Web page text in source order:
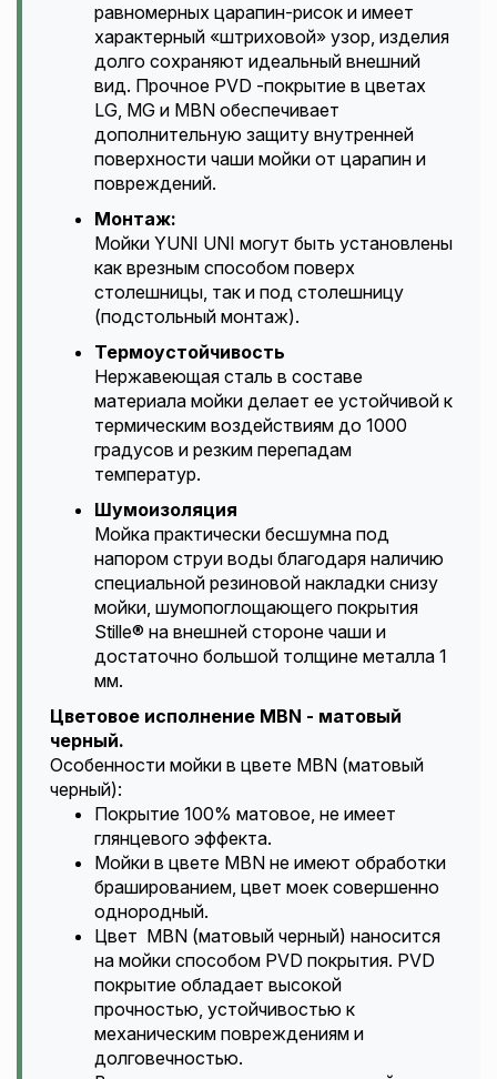
равномерных царапин-рисок и имеет
характерный «штриховой» узор, изделия
долго сохраняют идеальный внешний
вид. Прочное PVD -покрытие в цветах
LG, MG и MBN обеспечивает
дополнительную защиту внутренней
поверхности чаши мойки от царапин и
повреждений.
Монтаж:
Мойки YUNI UNI могут быть установлены
как врезным способом поверх
столешницы, так и под столешницу
(подстольный монтаж).
Термоустойчивость
Нержавеющая сталь в составе
материала мойки делает ее устойчивой к
термическим воздействиям до 1000
градусов и резким перепадам
температур.
Шумоизоляция
Мойка практически бесшумна под
напором струи воды благодаря наличию
специальной резиновой накладки снизу
мойки, шумопоглощающего покрытия
Stille® на внешней стороне чаши и
достаточно большой толщине металла 1
мм.
Цветовое исполнение MBN - матовый
черный.
Особенности мойки в цвете MBN (матовый
черный):
Покрытие 100% матовое, не имеет
глянцевого эффекта.
Мойки в цвете MBN не имеют обработки
брашированием, цвет моек совершенно
однородный.
Цвет MBN (матовый черный) наносится
на мойки способом PVD покрытия. PVD
покрытие обладает высокой
прочностью, устойчивостью к
механическим повреждениям и
долговечностью.